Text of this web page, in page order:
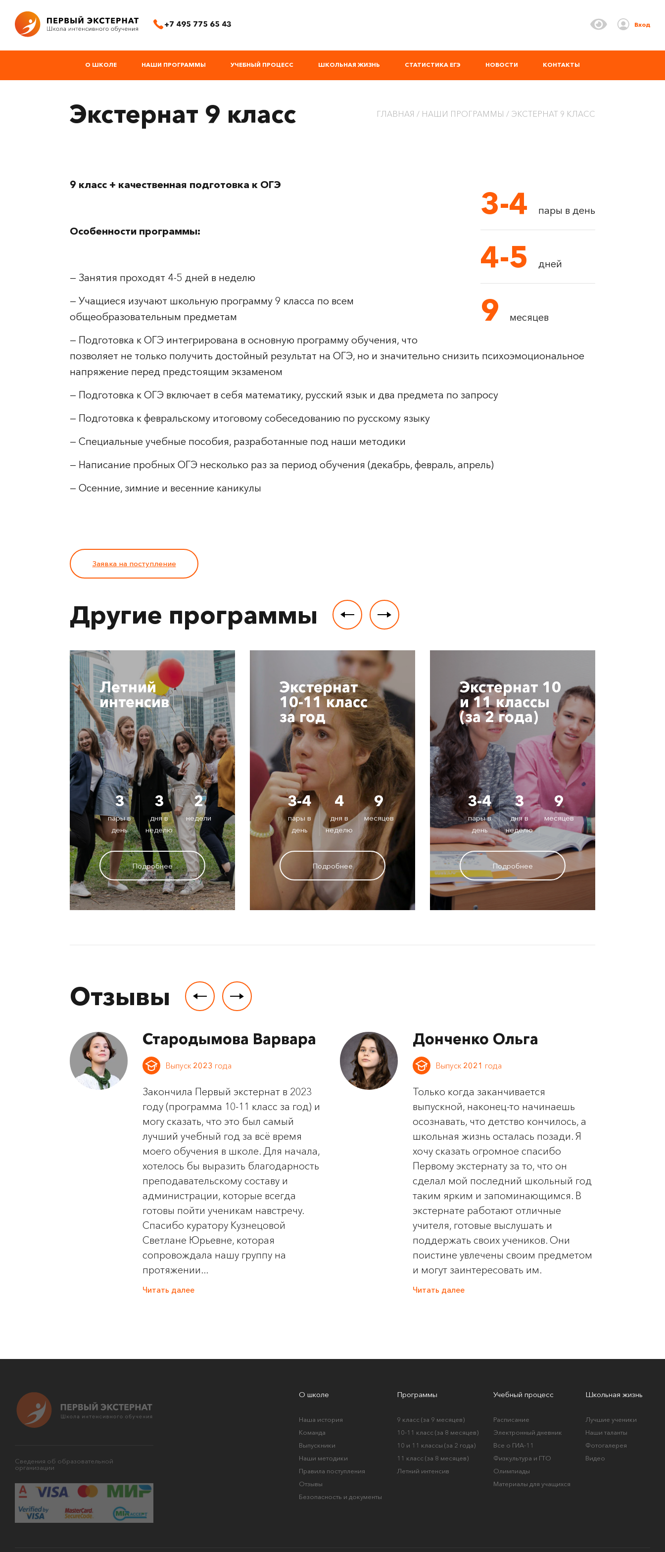
+7 495 775 65 43 Вход
О ШКОЛЕ НАШИ ПРОГРАММЫ УЧЕБНЫЙ ПРОЦЕСС ШКОЛЬНАЯ ЖИЗНЬ СТАТИСТИКА ЕГЭ НОВОСТИ КОНТАКТЫ
Экстернат 9 класс ГЛАВНАЯ НАШИ ПРОГРАММЫ ЭКСТЕРНАТ 9 КЛАСС
3-4 пары в день
4-5 дней
9 месяцев
9 класс + качественная подготовка к ОГЭ
Особенности программы:
— Занятия проходят 4-5 дней в неделю
— Учащиеся изучают школьную программу 9 класса по всем
общеобразовательным предметам
— Подготовка к ОГЭ интегрирована в основную программу обучения, что
позволяет не только получить достойный результат на ОГЭ, но и значительно снизить психоэмоциональное
напряжение перед предстоящим экзаменом
— Подготовка к ОГЭ включает в себя математику, русский язык и два предмета по запросу
— Подготовка к февральскому итоговому собеседованию по русскому языку
— Специальные учебные пособия, разработанные под наши методики
— Написание пробных ОГЭ несколько раз за период обучения (декабрь, февраль, апрель)
— Осенние, зимние и весенние каникулы
Заявка на поступление
Другие программы
Летний
интенсив
3
пары в
день
3
дня в
неделю
2
недели
Подробнее
Экстернат
10-11 класс
за год
3-4
пары в
день
4
дня в
неделю
9
месяцев
Подробнее
Экстернат 10
и 11 классы
(за 2 года)
3-4
пары в
день
3
дня в
неделю
9
месяцев
Подробнее
Отзывы
Стародымова Варвара
Выпуск 2023 года
Закончила Первый экстернат в 2023
году (программа 10-11 класс за год) и
могу сказать, что это был самый
лучший учебный год за всё время
моего обучения в школе. Для начала,
хотелось бы выразить благодарность
преподавательскому составу и
администрации, которые всегда
готовы пойти ученикам навстречу.
Спасибо куратору Кузнецовой
Светлане Юрьевне, которая
сопровождала нашу группу на
протяжении...
Читать далее
Донченко Ольга
Выпуск 2021 года
Только когда заканчивается
выпускной, наконец-то начинаешь
осознавать, что детство кончилось, а
школьная жизнь осталась позади. Я
хочу сказать огромное спасибо
Первому экстернату за то, что он
сделал мой последний школьный год
таким ярким и запоминающимся. В
экстернате работают отличные
учителя, готовые выслушать и
поддержать своих учеников. Они
поистине увлечены своим предметом
и могут заинтересовать им.
Читать далее
Сведения об образовательной
организации
О школе
Наша история
Команда
Выпускники
Наши методики
Правила поступления
Отзывы
Безопасность и документы
Программы
9 класс (за 9 месяцев)
10-11 класс (за 8 месяцев)
10 и 11 классы (за 2 года)
11 класс (за 8 месяцев)
Летний интенсив
Учебный процесс
Расписание
Электронный дневник
Все о ГИА-11
Физкультура и ГТО
Олимпиады
Материалы для учащихся
Школьная жизнь
Лучшие ученики
Наши таланты
Фотогалерея
Видео